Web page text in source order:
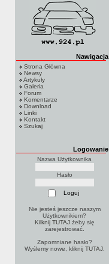
Nawigacja
Strona Główna
Newsy
Artykuły
Galeria
Forum
Komentarze
Download
Linki
Kontakt
Szukaj
Logowanie
Nazwa Użytkownika
Hasło
Nie jesteś jeszcze naszym
Użytkownikiem?
Kilknij TUTAJżeby się
zarejestrować.
Zapomniane hasło?
Wyślemy nowe, kliknij TUTAJ.